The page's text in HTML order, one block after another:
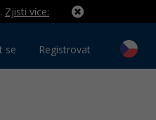
. Zjisti více:
se Registrovat